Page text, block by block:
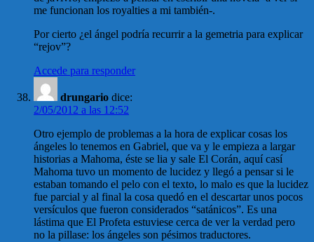
me funcionan los royalties a mi también-.
Por cierto ¿el ángel podría recurrir a la gemetria para explicar
“rejov”?
Accede para responder
drungario dice:
2/05/2012 a las 12:52
Otro ejemplo de problemas a la hora de explicar cosas los
ángeles lo tenemos en Gabriel, que va y le empieza a largar
historias a Mahoma, éste se lia y sale El Corán, aquí casí
Mahoma tuvo un momento de lucidez y llegó a pensar si le
estaban tomando el pelo con el texto, lo malo es que la lucidez
fue parcial y al final la cosa quedó en el descartar unos pocos
versículos que fueron considerados “satánicos”. Es una
lástima que El Profeta estuviese cerca de ver la verdad pero
no la pillase: los ángeles son pésimos traductores.